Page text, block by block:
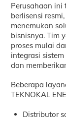
Perusahaan
berlisensi
menemukan
bisnisnya. Tim
proses mulai
integrasi
dan
Beberapa
TEKNOKAL
Distributor